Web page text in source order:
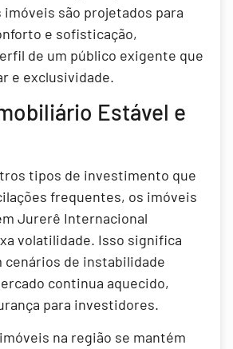
imóveis são projetados para
e sofisticação,
de um público exigente que
e exclusividade.
Estável e
tipos de investimento que
frequentes, os imóveis
Jurerê Internacional
volatilidade. Isso significa
cenários de instabilidade
continua aquecido,
para investidores.
na região se mantém